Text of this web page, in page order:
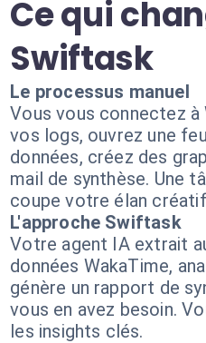
Ce qui
Swiftask
Le processus manuel
Vous vous connectez
vos logs, ouvrez une
données, créez des
mail de synthèse. Une
coupe votre élan
L'approche Swiftask
Votre agent IA extrait
données WakaTime,
génère un rapport de
vous en avez besoin.
les insights clés.